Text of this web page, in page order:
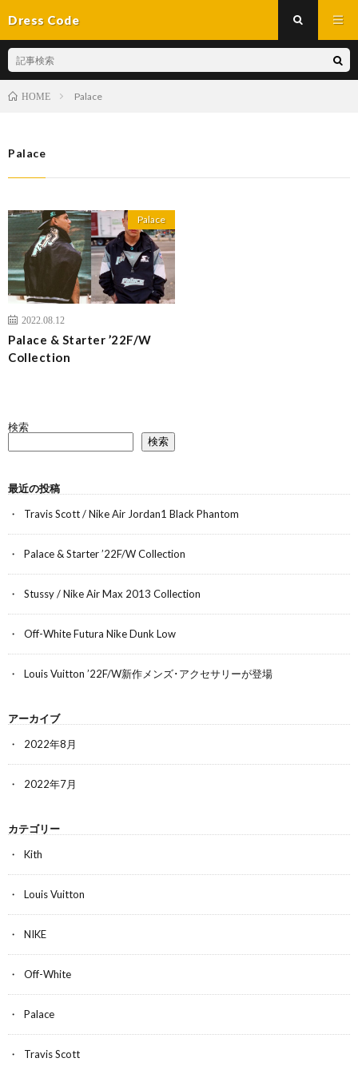
Dress Code
HOME Palace
Palace
Palace
2022.08.12
Palace & Starter ’22F/W
Collection
検索
検索
最近の投稿
Travis Scott / Nike Air Jordan1 Black Phantom
Palace & Starter ’22F/W Collection
Stussy / Nike Air Max 2013 Collection
Off-White Futura Nike Dunk Low
Louis Vuitton ’22F/W新作メンズ･アクセサリーが登場
アーカイブ
2022年8月
2022年7月
カテゴリー
Kith
Louis Vuitton
NIKE
Off-White
Palace
Travis Scott